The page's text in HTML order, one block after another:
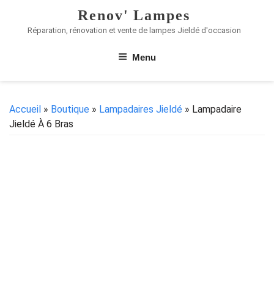
Renov' Lampes
Réparation, rénovation et vente de lampes Jieldé d'occasion
Menu
Accueil » Boutique » Lampadaires Jieldé » Lampadaire
Jieldé À 6 Bras